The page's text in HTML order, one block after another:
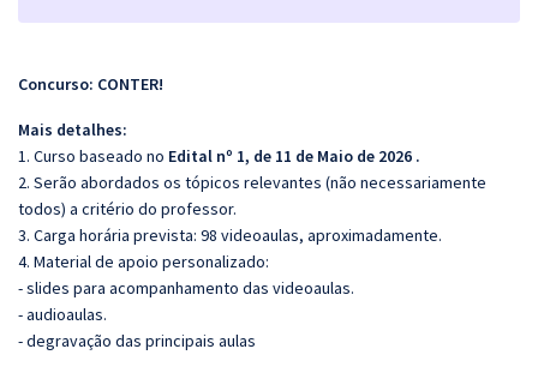
Concurso: CONTER!
Mais detalhes:
1. Curso baseado no Edital nº 1, de 11 de Maio de 2026 .
2. Serão abordados os tópicos relevantes (não necessariamente
todos) a critério do professor.
3. Carga horária prevista: 98 videoaulas, aproximadamente.
4. Material de apoio personalizado:
- slides para acompanhamento das videoaulas.
- audioaulas.
- degravação das principais aulas